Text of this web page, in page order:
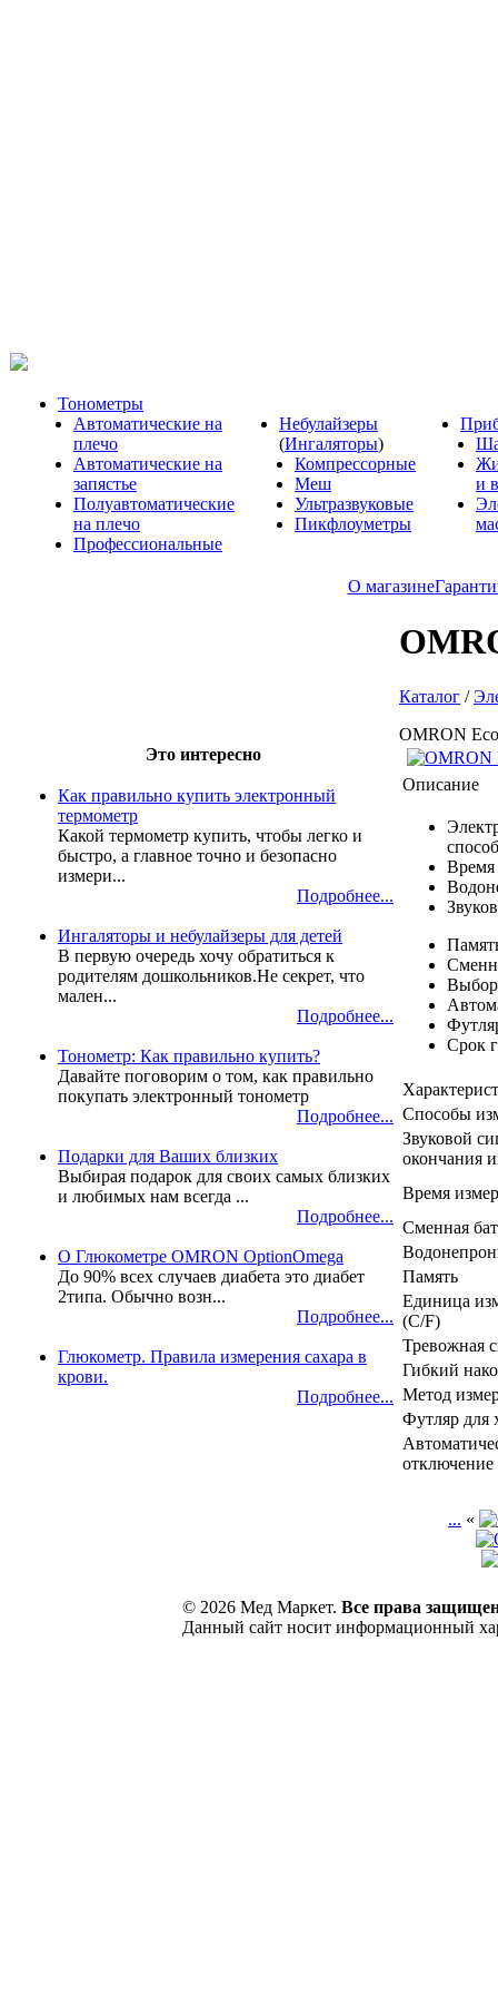
Тонометры
Автоматические на
плечо
Автоматические на
запястье
Полуавтоматические
на плечо
Профессиональные
Небулайзеры
(Ингаляторы)
Компрессорные
Меш
Ультразвуковые
Пикфлоуметры
и
О магазине
Это интересно
Как правильно купить электронный
термометр
Какой термометр купить, чтобы легко и
быстро, а главное точно и безопасно
измери...
Подробнее...
Ингаляторы и небулайзеры для детей
В первую очередь хочу обратиться к
родителям дошкольников.Не секрет, что
мален...
Подробнее...
Тонометр: Как правильно купить?
Давайте поговорим о том, как правильно
покупать электронный тонометр
Подробнее...
Подарки для Ваших близких
Выбирая подарок для своих самых близких
и любимых нам всегда ...
Подробнее...
О Глюкометре OMRON OptionOmega
До 90% всех случаев диабета это диабет
2типа. Обычно возн...
Подробнее...
Глюкометр. Правила измерения сахара в
крови.
Подробнее...
Каталог /
OMRON
Описание
Время
Выбор
Срок
Способы
Звуковой
окончания
Время
Сменная
Память
Единица
(C/F)
Тревожная
Гибкий
Метод
Футляр для
отключение
... «
© 2026 Мед Маркет. Все права
Данный сайт носит информационный